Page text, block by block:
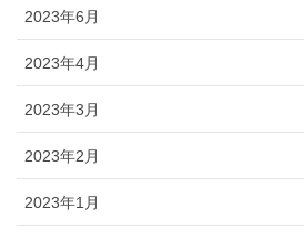
2023年6月
2023年4月
2023年3月
2023年2月
2023年1月